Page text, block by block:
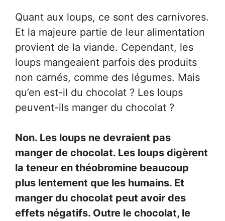
Quant aux loups, ce sont des carnivores.
Et la majeure partie de leur alimentation
provient de la viande. Cependant, les
loups mangeaient parfois des produits
non carnés, comme des légumes. Mais
qu’en est-il du chocolat ? Les loups
peuvent-ils manger du chocolat ?
Non. Les loups ne devraient pas
manger de chocolat. Les loups digèrent
la teneur en théobromine beaucoup
plus lentement que les humains. Et
manger du chocolat peut avoir des
effets négatifs. Outre le chocolat, le